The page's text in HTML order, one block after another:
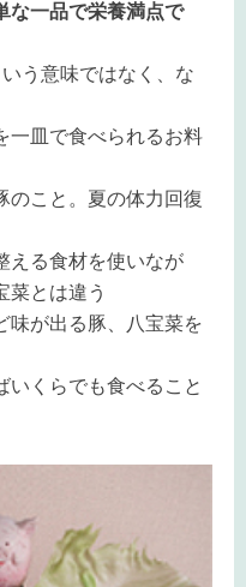
な一品で栄養満点で
う意味ではなく、な
一皿で食べられるお料
のこと。夏の体力回復
える食材を使いなが
菜とは違う
味が出る豚、八宝菜を
いくらでも食べること